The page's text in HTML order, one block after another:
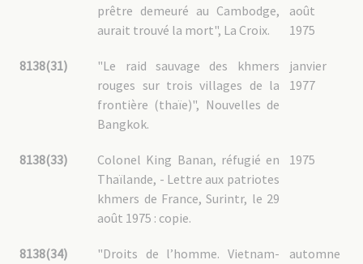
août
1975
prêtre demeuré au Cambodge,
aurait trouvé la mort", La Croix.
8138(31)
janvier
1977
"Le raid sauvage des khmers
rouges sur trois villages de la
frontière (thaïe)", Nouvelles de
Bangkok.
8138(33) 1975
Colonel King Banan, réfugié en
Thaïlande, - Lettre aux patriotes
khmers de France, Surintr, le 29
août 1975 : copie.
8138(34)
automne
"Droits de l’homme. Vietnam-